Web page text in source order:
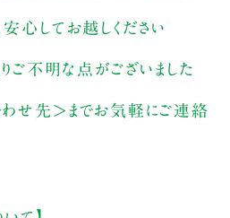
心してお越しください
りご不明な点がございました
せ先＞までお気軽にご連絡